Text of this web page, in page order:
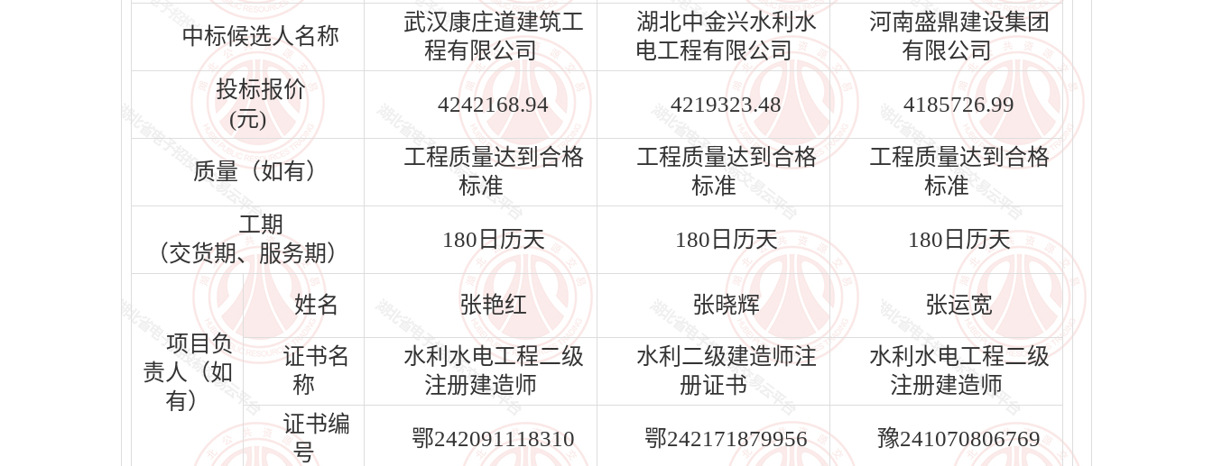
中标候选人名称
武汉康庄道建筑工
程有限公司
湖北中金兴水利水
电工程有限公司
河南盛鼎建设集团
有限公司
投标报价
(元)
4242168.94 4219323.48 4185726.99
质量（如有）
工程质量达到合格
标准
工程质量达到合格
标准
工程质量达到合格
标准
工期
（交货期、服务期）
180日历天 180日历天 180日历天
项目负
责人（如
有）
姓名 张艳红 张晓辉 张运宽
证书名
称
水利水电工程二级
注册建造师
水利二级建造师注
册证书
水利水电工程二级
注册建造师
证书编
号
鄂242091118310 鄂242171879956 豫241070806769